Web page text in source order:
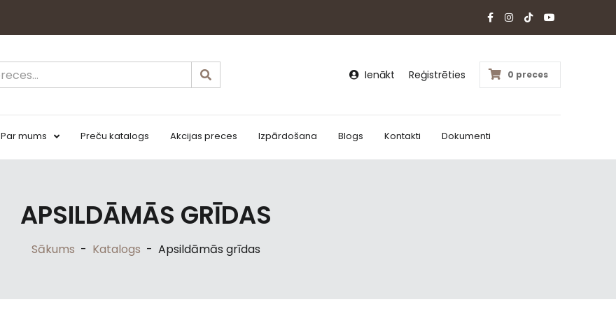
Ienākt Reģistrēties 0 preces
Par mums Preču katalogs Akcijas preces Izpārdošana Blogs Kontakti Dokumenti
APSILDĀMĀS GRĪDAS
Sākums - Katalogs - Apsildāmās grīdas